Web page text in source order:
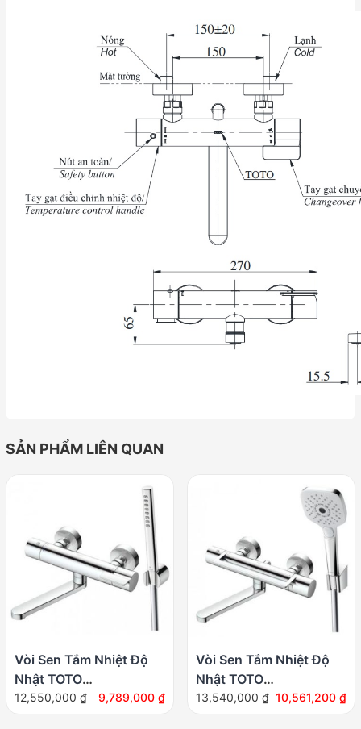
SẢN PHẨM LIÊN QUAN
Vòi Sen Tắm Nhiệt Độ
Nhật TOTO
TBV03427V/TBW02017A
12,550,000₫
Giá
9,789,000 ₫
Giá
Vòi Sen Tắm Nhiệt Độ
Nhật TOTO
TBV03429V/TBW02006A
13,540,000₫
Giá
10,561,200 ₫
Giá